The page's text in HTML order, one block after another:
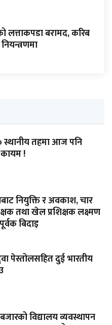
लत्ताकपडा बरामद, करिब
तहमा आज पनि
!
नियुक्ति र अवकाश, चार
तथा खेल प्रशिक्षक लक्ष्मण
बिदाइ
पेस्तोलसहित दुई भारतीय
विद्यालय व्यवस्थापन